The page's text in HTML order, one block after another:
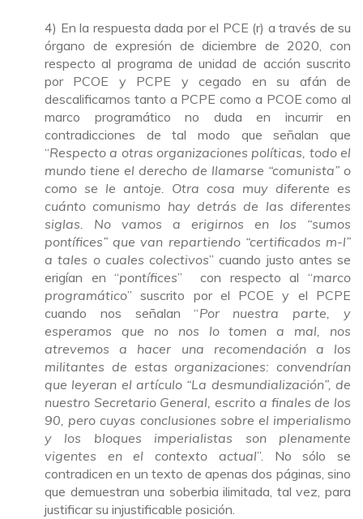
4) En la respuesta dada por el PCE (r) a través de su
órgano de expresión de diciembre de 2020, con
respecto al programa de unidad de acción suscrito
por PCOE y PCPE y cegado en su afán de
descalificarnos tanto a PCPE como a PCOE como al
marco programático no duda en incurrir en
contradicciones de tal modo que señalan que
“Respecto a otras organizaciones políticas, todo el
mundo tiene el derecho de llamarse “comunista” o
como se le antoje. Otra cosa muy diferente es
cuánto comunismo hay detrás de las diferentes
siglas. No vamos a erigirnos en los “sumos
pontífices” que van repartiendo “certificados m-l”
a tales o cuales colectivos” cuando justo antes se
erigían en “pontífices” con respecto al “marco
programático” suscrito por el PCOE y el PCPE
cuando nos señalan “Por nuestra parte, y
esperamos que no nos lo tomen a mal, nos
atrevemos a hacer una recomendación a los
militantes de estas organizaciones: convendrían
que leyeran el artículo “La desmundialización”, de
nuestro Secretario General, escrito a finales de los
90, pero cuyas conclusiones sobre el imperialismo
y los bloques imperialistas son plenamente
vigentes en el contexto actual”. No sólo se
contradicen en un texto de apenas dos páginas, sino
que demuestran una soberbia ilimitada, tal vez, para
justificar su injustificable posición.